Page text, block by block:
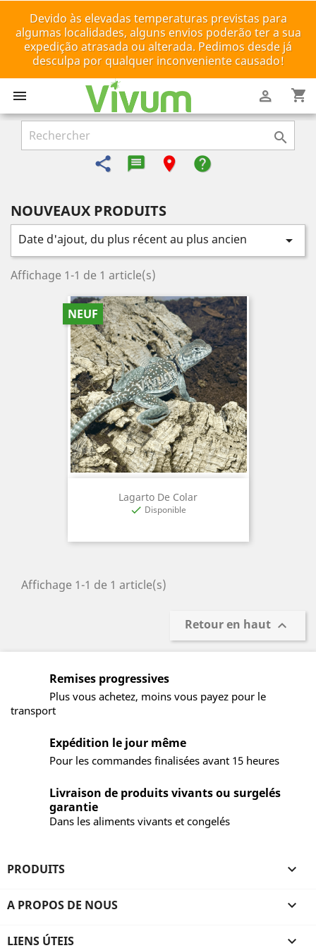
Devido às elevadas temperaturas previstas para
algumas localidades, alguns envios poderão ter a sua
expedição atrasada ou alterada. Pedimos desde já
desculpa por qualquer inconveniente causado!
 shopping_cart


share message-reply-text
room help
NOUVEAUX PRODUITS
Date d'ajout, du plus récent au plus ancien 
Affichage 1-1 de 1 article(s)
Lagarto De Colar
 Disponible
NEUF
Affichage 1-1 de 1 article(s)
Retour en haut 
Remises progressives
Plus vous achetez, moins vous payez pour le
transport
Expédition le jour même
Pour les commandes finalisées avant 15 heures
Livraison de produits vivants ou surgelés
garantie
Dans les aliments vivants et congelés
PRODUITS 
A PROPOS DE NOUS 
LIENS ÚTEIS 